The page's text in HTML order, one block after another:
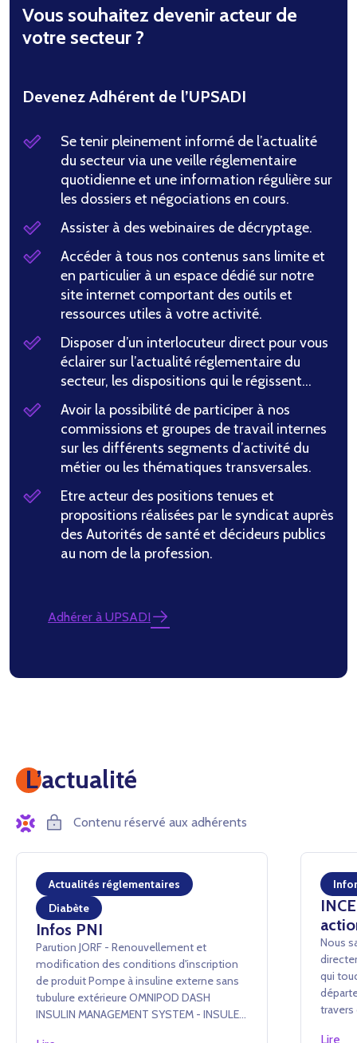
Vous souhaitez devenir acteur de
votre secteur ?
Devenez Adhérent de l’UPSADI
Se tenir pleinement informé de l’actualité
du secteur via une veille réglementaire
quotidienne et une information régulière sur
les dossiers et négociations en cours.
Assister à des webinaires de décryptage.
Accéder à tous nos contenus sans limite et
en particulier à un espace dédié sur notre
site internet comportant des outils et
ressources utiles à votre activité.
Disposer d’un interlocuteur direct pour vous
éclairer sur l’actualité réglementaire du
secteur, les dispositions qui le régissent…
Avoir la possibilité de participer à nos
commissions et groupes de travail internes
sur les différents segments d’activité du
métier ou les thématiques transversales.
Etre acteur des positions tenues et
propositions réalisées par le syndicat auprès
des Autorités de santé et décideurs publics
au nom de la profession.
Adhérer à UPSADI
L’actualité
Contenu réservé aux adhérents
Actualités réglementaires
Diabète
Infos PNI
Parution JORF - Renouvellement et
modification des conditions d'inscription
de produit Pompe à insuline externe sans
tubulure extérieure OMNIPOD DASH
INSULIN MANAGEMENT SYSTEM - INSULET
Nous
qui
Lire